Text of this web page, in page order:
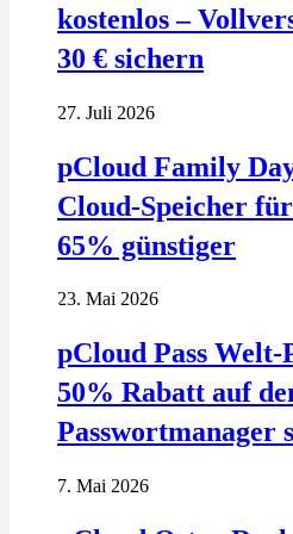
kostenlos –
30 € sichern
27. Juli 2026
pCloud Family
Cloud-Speicher
65% günstiger
23. Mai 2026
pCloud Pass Welt-
50% Rabatt auf
Passwortmanager
7. Mai 2026